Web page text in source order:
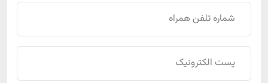
حقوق دستمزد